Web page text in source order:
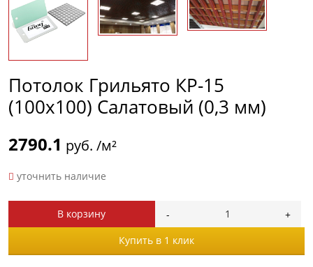
Потолок Грильято КР-15
(100х100) Салатовый (0,3 мм)
2790.1 руб. /м²
уточнить наличие
В корзину
Купить в 1 клик